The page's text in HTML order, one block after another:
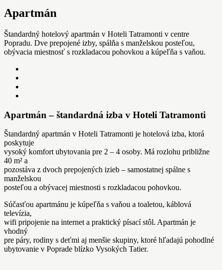
Apartmán
Štandardný hotelový apartmán v Hoteli Tatramonti v centre
Popradu. Dve prepojené izby, spálňa s manželskou posteľou,
obývacia miestnosť s rozkladacou pohovkou a kúpeľňa s vaňou.
Apartmán – štandardná izba v Hoteli Tatramonti
Štandardný apartmán v Hoteli Tatramonti je hotelová izba, ktorá
poskytuje
vysoký komfort ubytovania pre 2 – 4 osoby. Má rozlohu približne
40 m² a
pozostáva z dvoch prepojených izieb – samostatnej spálne s
manželskou
posteľou a obývacej miestnosti s rozkladacou pohovkou.
Súčasťou apartmánu je kúpeľňa s vaňou a toaletou, káblová
televízia,
wifi pripojenie na internet a praktický písací stôl. Apartmán je
vhodný
pre páry, rodiny s deťmi aj menšie skupiny, ktoré hľadajú pohodlné
ubytovanie v Poprade blízko Vysokých Tatier.